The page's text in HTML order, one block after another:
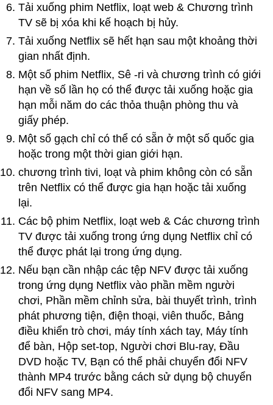
Tải xuống phim Netflix, loạt web & Chương trình
TV sẽ bị xóa khi kế hoạch bị hủy.
Tải xuống Netflix sẽ hết hạn sau một khoảng thời
gian nhất định.
Một số phim Netflix, Sê -ri và chương trình có giới
hạn về số lần họ có thể được tải xuống hoặc gia
hạn mỗi năm do các thỏa thuận phòng thu và
giấy phép.
Một số gạch chỉ có thể có sẵn ở một số quốc gia
hoặc trong một thời gian giới hạn.
chương trình tivi, loạt và phim không còn có sẵn
trên Netflix có thể được gia hạn hoặc tải xuống
lại.
Các bộ phim Netflix, loạt web & Các chương trình
TV được tải xuống trong ứng dụng Netflix chỉ có
thể được phát lại trong ứng dụng.
Nếu bạn cần nhập các tệp NFV được tải xuống
trong ứng dụng Netflix vào phần mềm người
chơi, Phần mềm chỉnh sửa, bài thuyết trình, trình
phát phương tiện, điện thoại, viên thuốc, Bảng
điều khiển trò chơi, máy tính xách tay, Máy tính
để bàn, Hộp set-top, Người chơi Blu-ray, Đầu
DVD hoặc TV, Bạn có thể phải chuyển đổi NFV
thành MP4 trước bằng cách sử dụng bộ chuyển
đổi NFV sang MP4.